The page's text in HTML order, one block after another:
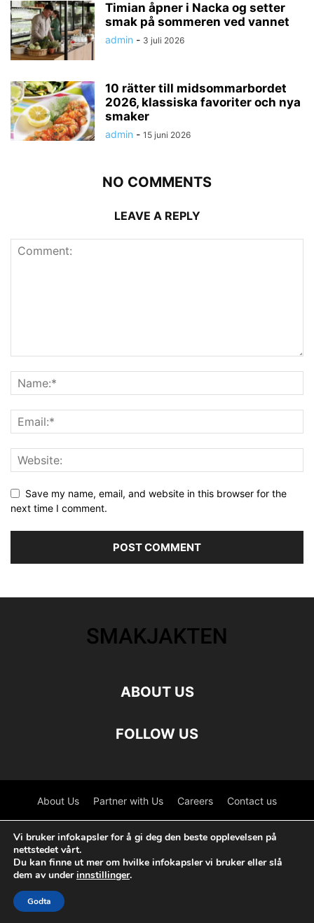
Timian åpner i Nacka og setter
smak på sommeren ved vannet
admin - 3 juli 2026
10 rätter till midsommarbordet
2026, klassiska favoriter och nya
smaker
admin - 15 juni 2026
NO COMMENTS
LEAVE A REPLY
Save my name, email, and website in this browser for the
next time I comment.
ABOUT US
FOLLOW US
About Us Partner with Us Careers Contact us
©
Vi bruker infokapsler for å gi deg den beste opplevelsen på
nettstedet vårt.
Du kan finne ut mer om hvilke infokapsler vi bruker eller slå
dem av underinnstillinger.
Godta
Dansk